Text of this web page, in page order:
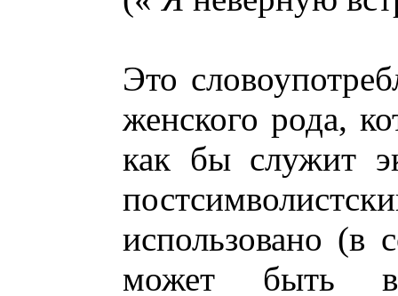
Это
женского рода,
как бы служит
использовано (в
может быть